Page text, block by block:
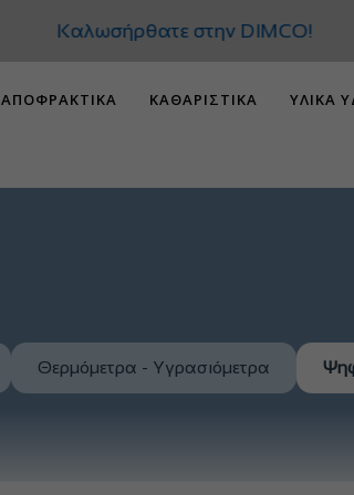
Καλωσήρθατε στην DIMCO!
ΑΠΟΦΡΑΚΤΙΚΑ ΚΑΘΑΡΙΣΤΙΚΑ ΥΛΙΚΑ
Θερμόμετρα - Υγρασιόμετρα